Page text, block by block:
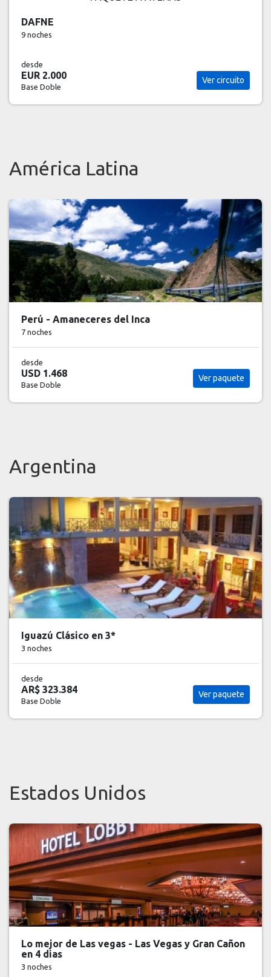
DAFNE
9 noches
desde
EUR 2.000
Base Doble
Ver circuito
América Latina
Perú - Amaneceres del Inca
7 noches
desde
USD 1.468
Base Doble
Ver paquete
Argentina
Iguazú Clásico en 3*
3 noches
desde
AR$ 323.384
Base Doble
Ver paquete
Estados Unidos
Lo mejor de Las vegas - Las Vegas y Gran Cañon
en 4 dias
3 noches